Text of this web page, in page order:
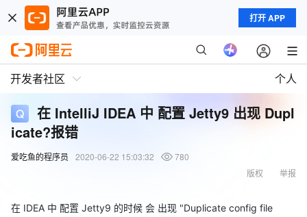
打开 APP
开发者社区 个人
在 IntelliJ IDEA 中 配置 Jetty9 出现 Dupl
icate?报错
爱吃鱼的程序员 2020-06-22 15:03:32
780
举报
版权
在 IDEA 中 配置 Jetty9 的时候 会 出现 "Duplicate config file